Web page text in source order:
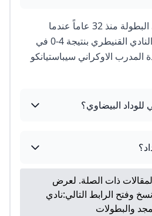
اكبر خسارة للوداد في البطولة منذ 32 عاماً عندما
سقط بالقنيطرة امام النادي القنيطري بنتيجة 4-0 في
قيادة المدرب الاوكراني سيباستيانكو
للوداد البيضاوي؟
ذات الصلة. لعرض
وفتح الرابط التالي:نادي
والبطولات